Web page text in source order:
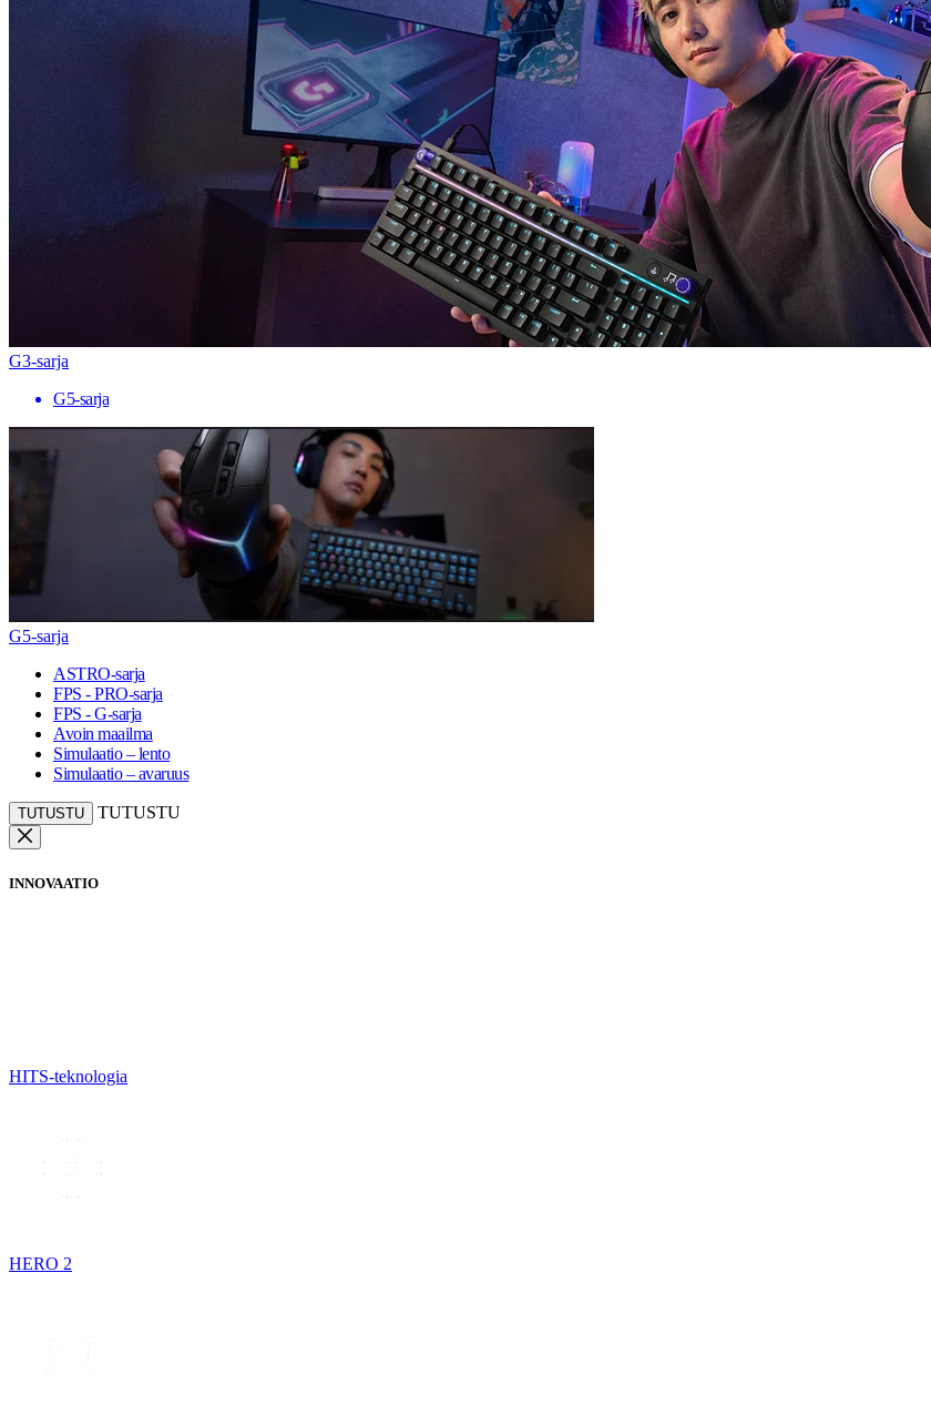
G3-sarja
G5-sarja
G5-sarja
ASTRO-sarja
FPS - PRO-sarja
FPS - G-sarja
Avoin maailma
Simulaatio – lento
Simulaatio – avaruus
TUTUSTU TUTUSTU
INNOVAATIO
HITS-teknologia
HERO 2